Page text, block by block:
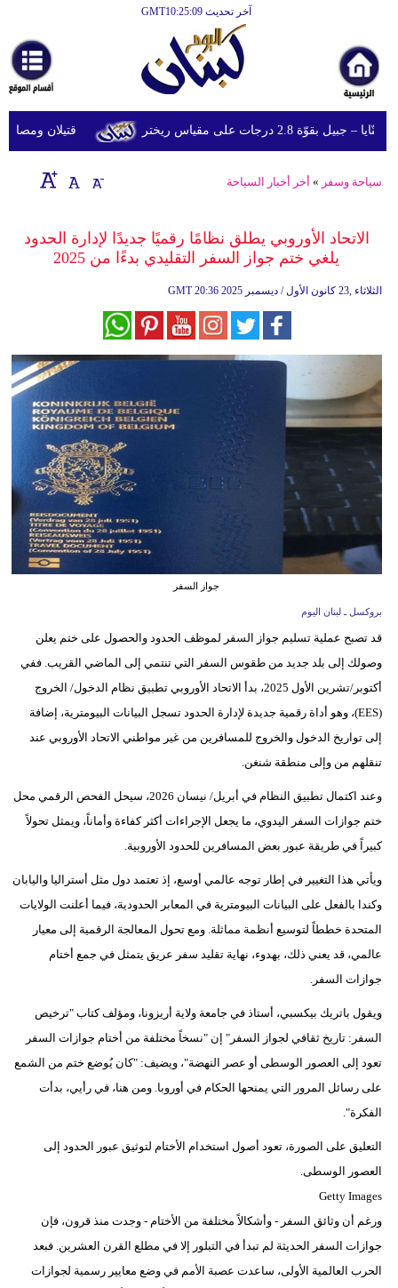
آخر تحديث GMT10:25:09
أخبارعاجلة
رياضة
ثقافة
إقتصاد
وموسيقى
سياحة
وسفر
ديكور
أخبار
إعلام
تعليم
أزياء
إسلامية
علوم
وتكنولوجيا
مدوَّنات
فيديو
سيارات
قتيلان ومصابون جراء 14 غارة إسرائيلية على شرق 2.8 درجات على مقياس ريختر
سياحة وسفر » أخر أخبار السياحة
الاتحاد الأوروبي يطلق نظامًا رقميًا جديدًا لإدارة الحدود
يلغي ختم جواز السفر التقليدي بدءًا من 2025
GMT 20:36 2025 الثلاثاء ,23 كانون الأول / ديسمبر
جواز السفر
بروكسل ـ لبنان اليوم
قد تصبح عملية تسليم جواز السفر لموظف الحدود والحصول على ختم يعلن
وصولك إلى بلد جديد من طقوس السفر التي تنتمي إلى الماضي القريب. ففي
أكتوبر/تشرين الأول 2025، بدأ الاتحاد الأوروبي تطبيق نظام الدخول/ الخروج
(EES)، وهو أداة رقمية جديدة لإدارة الحدود تسجل البيانات البيومترية، إضافة
إلى تواريخ الدخول والخروج للمسافرين من غير مواطني الاتحاد الأوروبي عند
تنقلهم من وإلى منطقة شنغن.
وعند اكتمال تطبيق النظام في أبريل/ نيسان 2026، سيحل الفحص الرقمي محل
ختم جوازات السفر اليدوي، ما يجعل الإجراءات أكثر كفاءة وأماناً، ويمثل تحولاً
كبيراً في طريقة عبور بعض المسافرين للحدود الأوروبية.
ويأتي هذا التغيير في إطار توجه عالمي أوسع، إذ تعتمد دول مثل أستراليا واليابان
وكندا بالفعل على البيانات البيومترية في المعابر الحدودية، فيما أعلنت الولايات
المتحدة خططاً لتوسيع أنظمة مماثلة. ومع تحول المعالجة الرقمية إلى معيار
عالمي، قد يعني ذلك، بهدوء، نهاية تقليد سفر عريق يتمثل في جمع أختام
جوازات السفر.
ويقول باتريك بيكسبي، أستاذ في جامعة ولاية أريزونا، ومؤلف كتاب "ترخيص
السفر: تاريخ ثقافي لجواز السفر" إن "نسخاً مختلفة من أختام جوازات السفر
تعود إلى العصور الوسطى أو عصر النهضة"، ويضيف: "كان يُوضع ختم من الشمع
على رسائل المرور التي يمنحها الحكام في أوروبا. ومن هنا، في رأيي، بدأت
الفكرة".
التعليق على الصورة، تعود أصول استخدام الأختام لتوثيق عبور الحدود إلى
العصور الوسطى.
Getty Images
ورغم أن وثائق السفر - وأشكالاً مختلفة من الأختام - وجدت منذ قرون، فإن
جوازات السفر الحديثة لم تبدأ في التبلور إلا في مطلع القرن العشرين. فبعد
الحرب العالمية الأولى، ساعدت عصبة الأمم في وضع معايير رسمية لجوازات